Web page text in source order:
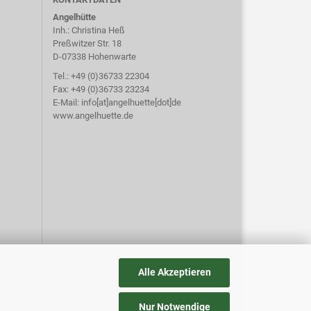
Alle Akzeptieren
Nur Notwendige
Angelhütte
Inh.: Christina Heß
Preßwitzer Str. 18
D-07338 Hohenwarte
Tel.: +49 (0)36733 22304
Fax: +49 (0)36733 23234
E-Mail: info[at]angelhuette[dot]de
www.angelhuette.de